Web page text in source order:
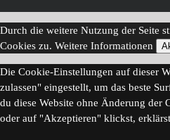
Durch die weitere Nutzung der Seite
Cookies zu. Weitere Informationen
Die Cookie-Einstellungen auf dieser
zulassen" eingestellt, um das beste
du diese Website ohne Änderung der
oder auf "Akzeptieren" klickst,